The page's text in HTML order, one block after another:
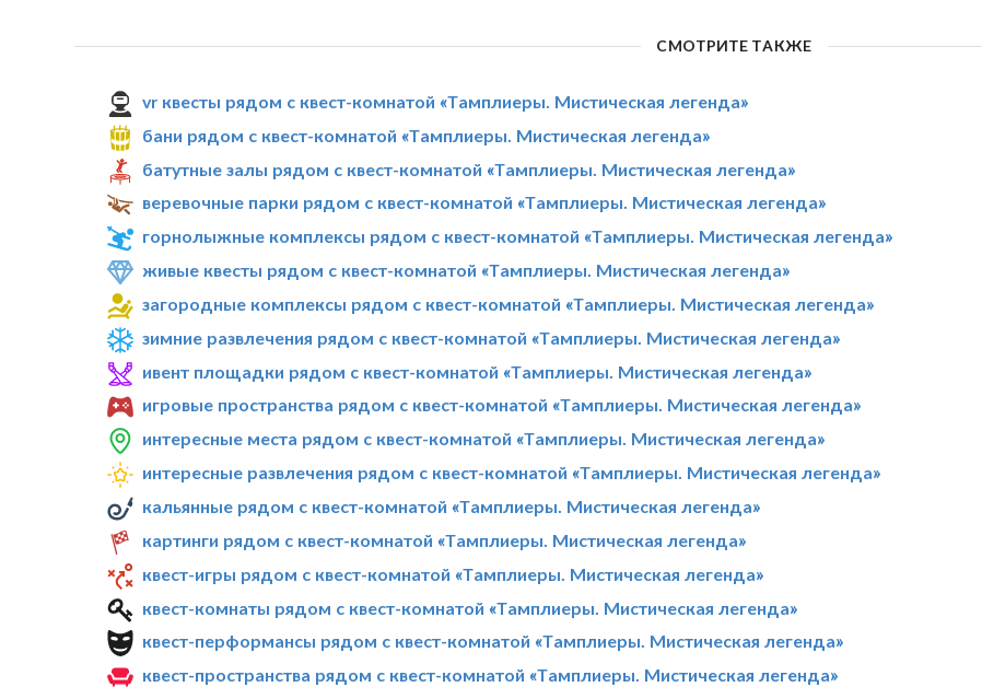
СМОТРИТЕ ТАКЖЕ
vr квесты рядом с квест-комнатой «Тамплиеры. Мистическая легенда»
бани рядом с квест-комнатой «Тамплиеры. Мистическая легенда»
батутные залы рядом с квест-комнатой «Тамплиеры. Мистическая легенда»
веревочные парки рядом с квест-комнатой «Тамплиеры. Мистическая легенда»
горнолыжные комплексы рядом с квест-комнатой «Тамплиеры. Мистическая легенда»
живые квесты рядом с квест-комнатой «Тамплиеры. Мистическая легенда»
загородные комплексы рядом с квест-комнатой «Тамплиеры. Мистическая легенда»
зимние развлечения рядом с квест-комнатой «Тамплиеры. Мистическая легенда»
ивент площадки рядом с квест-комнатой «Тамплиеры. Мистическая легенда»
игровые пространства рядом с квест-комнатой «Тамплиеры. Мистическая легенда»
интересные места рядом с квест-комнатой «Тамплиеры. Мистическая легенда»
интересные развлечения рядом с квест-комнатой «Тамплиеры. Мистическая легенда»
кальянные рядом с квест-комнатой «Тамплиеры. Мистическая легенда»
картинги рядом с квест-комнатой «Тамплиеры. Мистическая легенда»
квест-игры рядом с квест-комнатой «Тамплиеры. Мистическая легенда»
квест-комнаты рядом с квест-комнатой «Тамплиеры. Мистическая легенда»
квест-перформансы рядом с квест-комнатой «Тамплиеры. Мистическая легенда»
квест-пространства рядом с квест-комнатой «Тамплиеры. Мистическая легенда»